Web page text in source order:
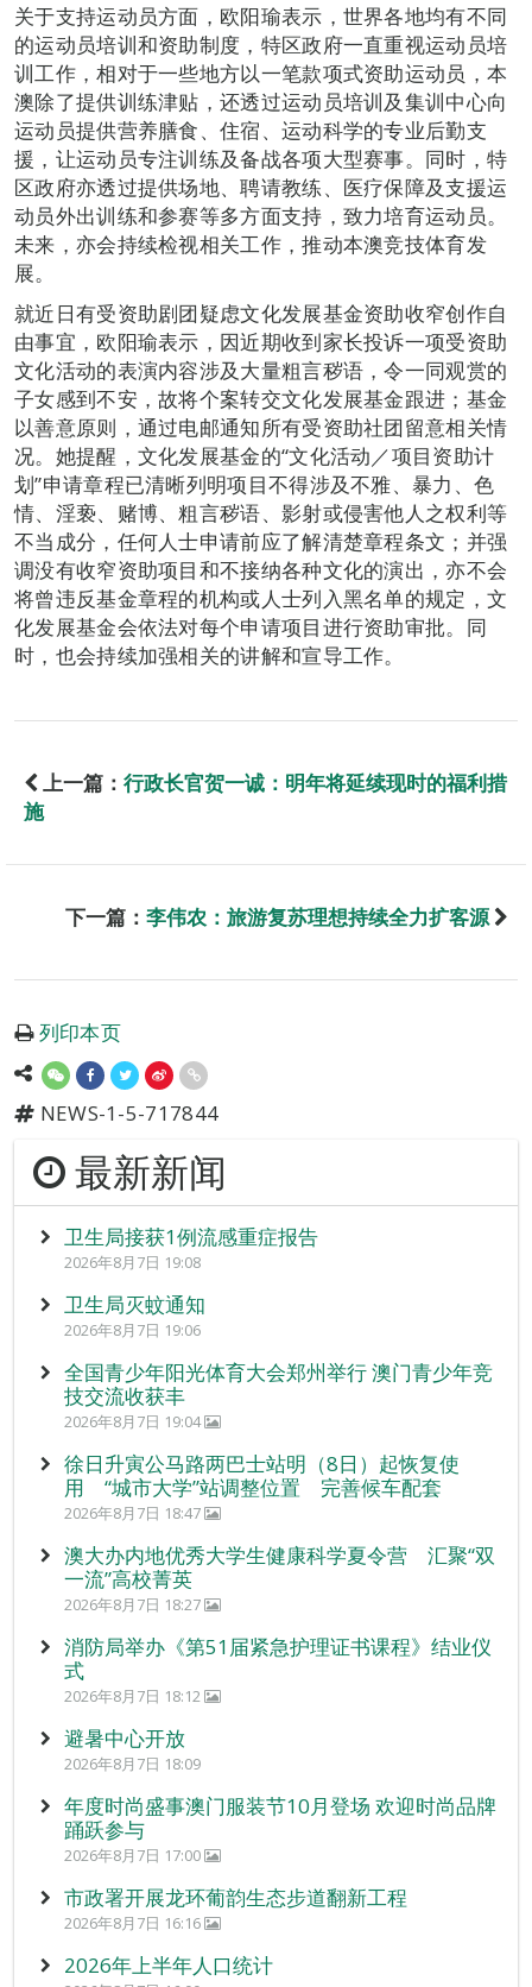
关于支持运动员方面，欧阳瑜表示，世界各地均有不同
的运动员培训和资助制度，特区政府一直重视运动员培
训工作，相对于一些地方以一笔款项式资助运动员，本
澳除了提供训练津贴，还透过运动员培训及集训中心向
运动员提供营养膳食、住宿、运动科学的专业后勤支
援，让运动员专注训练及备战各项大型赛事。同时，特
区政府亦透过提供场地、聘请教练、医疗保障及支援运
动员外出训练和参赛等多方面支持，致力培育运动员。
未来，亦会持续检视相关工作，推动本澳竞技体育发
展。
就近日有受资助剧团疑虑文化发展基金资助收窄创作自
由事宜，欧阳瑜表示，因近期收到家长投诉一项受资助
文化活动的表演内容涉及大量粗言秽语，令一同观赏的
子女感到不安，故将个案转交文化发展基金跟进；基金
以善意原则，通过电邮通知所有受资助社团留意相关情
况。她提醒，文化发展基金的“文化活动／项目资助计
划”申请章程已清晰列明项目不得涉及不雅、暴力、色
情、淫亵、赌博、粗言秽语、影射或侵害他人之权利等
不当成分，任何人士申请前应了解清楚章程条文；并强
调没有收窄资助项目和不接纳各种文化的演出，亦不会
将曾违反基金章程的机构或人士列入黑名单的规定，文
化发展基金会依法对每个申请项目进行资助审批。同
时，也会持续加强相关的讲解和宣导工作。
上一篇： 行政长官贺一诚：明年将延续现时的福利措
施
下一篇： 李伟农：旅游复苏理想持续全力扩客源
列印本页
NEWS-1-5-717844
最新新闻
卫生局接获1例流感重症报告
2026年8月7日 19:08
卫生局灭蚊通知
2026年8月7日 19:06
全国青少年阳光体育大会郑州举行 澳门青少年竞
技交流收获丰
2026年8月7日 19:04
徐日升寅公马路两巴士站明（8日）起恢复使
用 “城市大学”站调整位置 完善候车配套
2026年8月7日 18:47
澳大办内地优秀大学生健康科学夏令营 汇聚“双
一流”高校菁英
2026年8月7日 18:27
消防局举办《第51届紧急护理证书课程》结业仪
式
2026年8月7日 18:12
避暑中心开放
2026年8月7日 18:09
年度时尚盛事澳门服装节10月登场 欢迎时尚品牌
踊跃参与
2026年8月7日 17:00
市政署开展龙环葡韵生态步道翻新工程
2026年8月7日 16:16
2026年上半年人口统计